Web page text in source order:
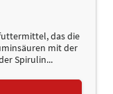
das die
mit der
Spirulin...